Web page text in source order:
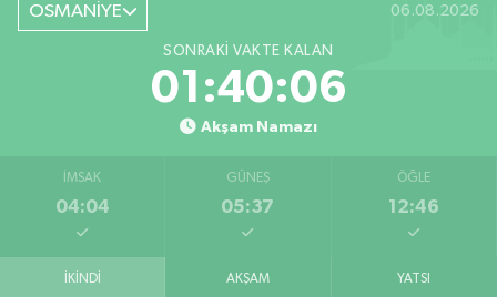
OSMANİYE 06.08.2026
SONRAKI VAKTE KALAN
01:40:05
Akşam Namazı
İMSAK
04:04
GÜNEŞ
05:37
ÖĞLE
12:46
İKINDI AKŞAM YATSI